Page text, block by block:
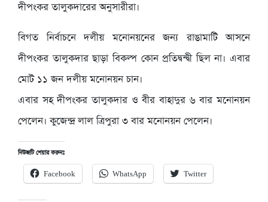
দীপংকর তালুকদারের অনুসারীরা।
বিগত নির্বাচনে দলীয় মনোনয়নের জন্য রাঙামাটি আসনে
দীপংকর তালুকদার ছাড়া বিকল্প কোন প্রতিদ্বন্দ্বী ছিল না। এবার
মোট ১১ জন দলীয় মনোনয়ন চান।
এবার সহ দীপংকর তালুকদার ও বীর বাহাদুর ৬ বার মনোনয়ন
পেলেন। কুজেন্দ্র লাল ত্রিপুরা ৩ বার মনোনয়ন পেলেন।
নিউজটি শেয়ার করুনঃ
Facebook WhatsApp Twitter